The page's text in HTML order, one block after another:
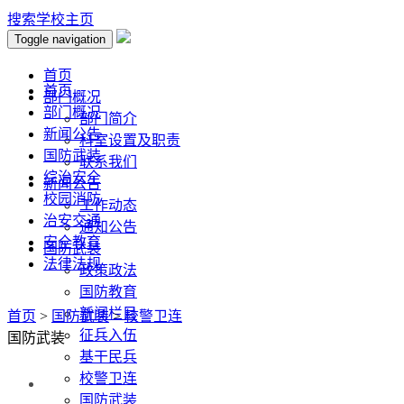
搜索学校主页
Toggle navigation
首页
部门概况
部门简介
科室设置及职责
联系我们
新闻公告
工作动态
通知公告
国防武装
政策政法
国防教育
新闻栏目
征兵入伍
基干民兵
校警卫连
国防武装
首页
部门概况
新闻公告
国防武装
综治安全
校园消防
治安交通
安全教育
法律法规
首页 > 国防武装>校警卫连
国防武装